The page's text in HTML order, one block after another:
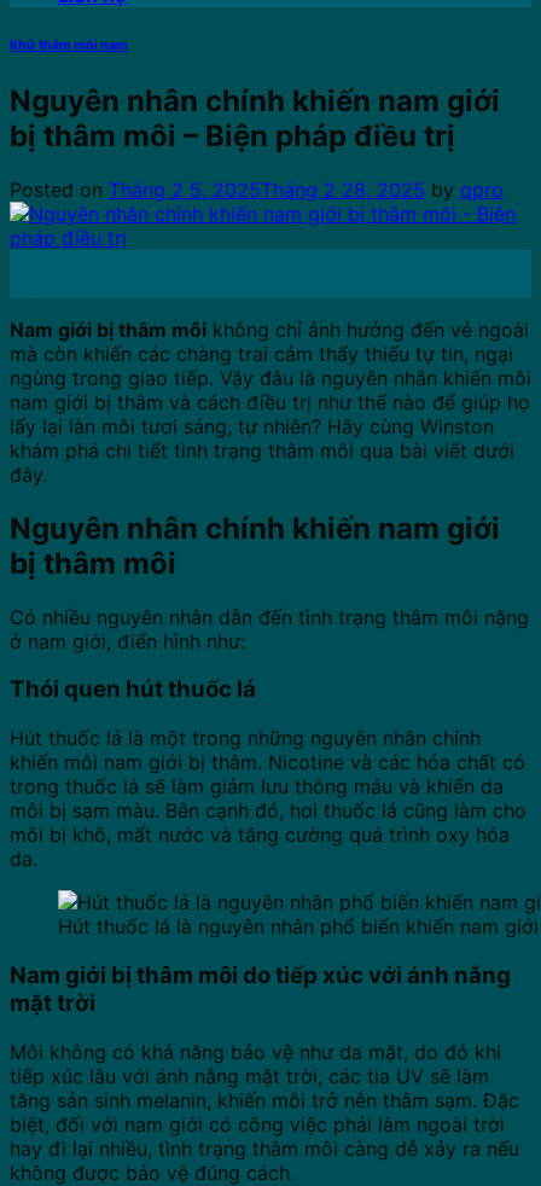
Khử thâm môi nam
Nguyên nhân chính khiến nam giới
bị thâm môi – Biện pháp điều trị
Posted on Tháng 2 5, 2025Tháng 2 28, 2025 by qpro
Nam giới bị thâm môi không chỉ ảnh hưởng đến vẻ ngoài
mà còn khiến các chàng trai cảm thấy thiếu tự tin, ngại
ngùng trong giao tiếp. Vậy đâu là nguyên nhân khiến môi
nam giới bị thâm và cách điều trị như thế nào để giúp họ
lấy lại làn môi tươi sáng, tự nhiên? Hãy cùng Winston
khám phá chi tiết tình trạng thâm môi qua bài viết dưới
đây.
Nguyên nhân chính khiến nam giới
bị thâm môi
Có nhiều nguyên nhân dẫn đến tình trạng thâm môi nặng
ở nam giới, điển hình như:
Thói quen hút thuốc lá
Hút thuốc lá là một trong những nguyên nhân chính
khiến môi nam giới bị thâm. Nicotine và các hóa chất có
trong thuốc lá sẽ làm giảm lưu thông máu và khiến da
môi bị sạm màu. Bên cạnh đó, hơi thuốc lá cũng làm cho
môi bị khô, mất nước và tăng cường quá trình oxy hóa
da.
Hút thuốc lá là nguyên nhân phổ biến khiến nam
Nam giới bị thâm môi do tiếp xúc với ánh nắng
mặt trời
Môi không có khả năng bảo vệ như da mặt, do đó khi
tiếp xúc lâu với ánh nắng mặt trời, các tia UV sẽ làm
tăng sản sinh melanin, khiến môi trở nên thâm sạm. Đặc
biệt, đối với nam giới có công việc phải làm ngoài trời
hay đi lại nhiều, tình trạng thâm môi càng dễ xảy ra nếu
không được bảo vệ đúng cách.